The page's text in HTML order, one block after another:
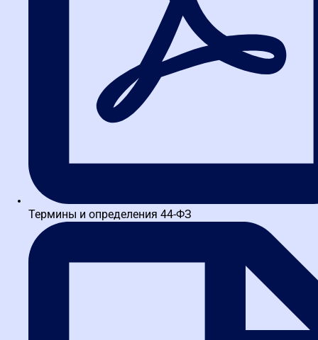
Интерактивный тренажер
Поиск закупок, информации, торгов и технических заданий в
Термины и определения 44-ФЗ